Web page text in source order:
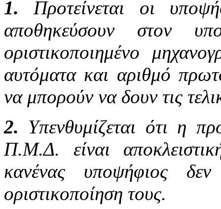
1.Προτείνεται οι
αποθηκεύσουν στον
οριστικοποιημένο
αυτόματα και αριθμό
να μπορούν να δουν τις
2. Υπενθυμίζεται ότι η
Π.Μ.Δ. είναι
κανένας υποψήφιος
οριστικοποίηση τους.